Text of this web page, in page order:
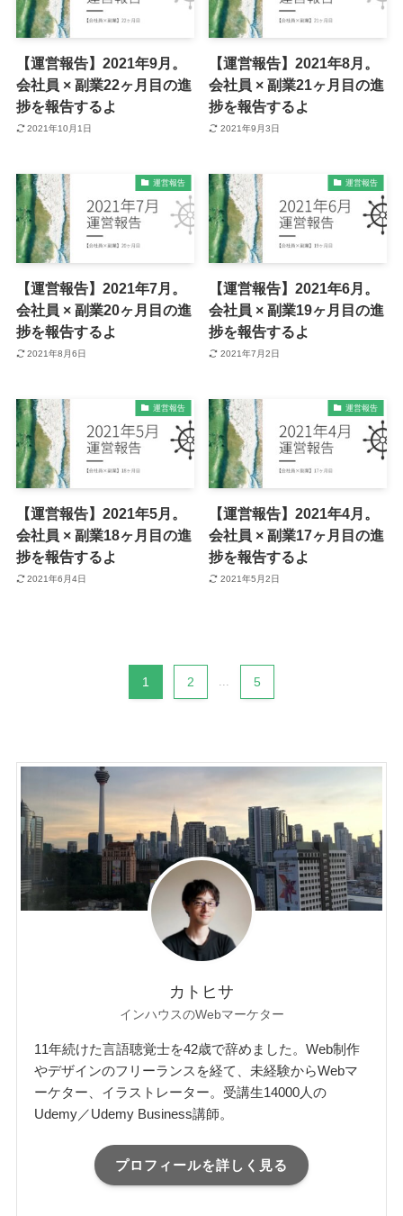
【運営報告】2021年9月。
会社員 × 副業22ヶ月目の進
捗を報告するよ
2021年10月1日
【運営報告】2021年8月。
会社員 × 副業21ヶ月目の進
捗を報告するよ
2021年9月3日
運営報告
【運営報告】2021年7月。
会社員 × 副業20ヶ月目の進
捗を報告するよ
2021年8月6日
運営報告
【運営報告】2021年6月。
会社員 × 副業19ヶ月目の進
捗を報告するよ
2021年7月2日
運営報告
【運営報告】2021年5月。
会社員 × 副業18ヶ月目の進
捗を報告するよ
2021年6月4日
運営報告
【運営報告】2021年4月。
会社員 × 副業17ヶ月目の進
捗を報告するよ
2021年5月2日
1 2 5
カトヒサ
インハウスのWebマーケター
11年続けた言語聴覚士を42歳で辞めました。Web制作
やデザインのフリーランスを経て、未経験からWebマ
ーケター、イラストレーター。受講生14000人の
Udemy／Udemy Business講師。
プロフィールを詳しく見る